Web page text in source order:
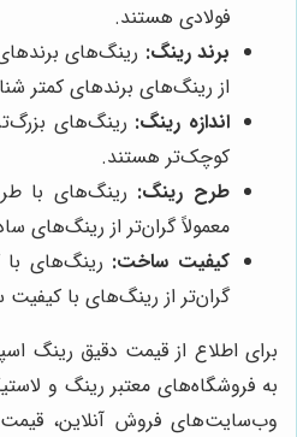
فولادی هستند.
برند رینگ: رینگ‌های
از رینگ‌های برندهای کمتر
اندازه رینگ: رینگ‌های
کوچک‌تر هستند.
طرح رینگ: رینگ‌های با
معمولاً گران‌تر از رینگ‌های
کیفیت ساخت: رینگ‌های با
گران‌تر از رینگ‌های با
برای اطلاع از قیمت دقیق رینگ
به فروشگاه‌های معتبر رینگ و
وب‌سایت‌های فروش آنلاین،